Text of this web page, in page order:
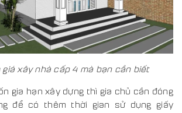
giá xây nhà cấp 4 mà bạn cần biết
gia hạn xây dựng thì gia chủ cần đóng
để có thêm thời gian sử dụng giấy